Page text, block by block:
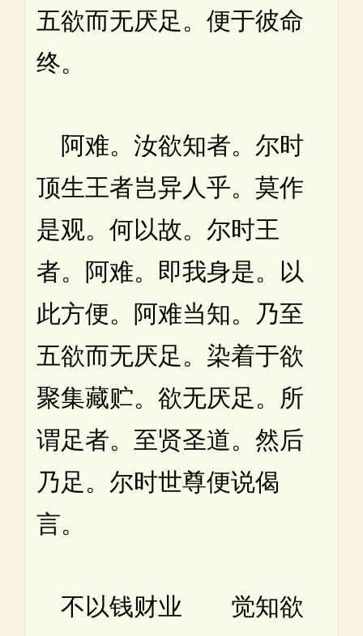
五欲而无厌足。便于彼命
终。
阿难。汝欲知者。尔时
顶生王者岂异人乎。莫作
是观。何以故。尔时王
者。阿难。即我身是。以
此方便。阿难当知。乃至
五欲而无厌足。染着于欲
聚集藏贮。欲无厌足。所
谓足者。至贤圣道。然后
乃足。尔时世尊便说偈
言。
不以钱财业 觉知欲